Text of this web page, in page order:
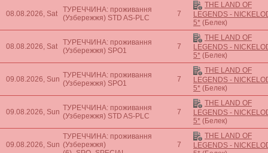
08.08.2026, Sat
ТУРЕЧЧИНА: проживання
(Узбережжя) STD AS-PLC 7
THE LAND OF
LEGENDS -
5* (Белек)
08.08.2026, Sat
ТУРЕЧЧИНА: проживання
(Узбережжя) SPO1 7
THE LAND OF
LEGENDS -
5* (Белек)
09.08.2026, Sun ТУРЕЧЧИНА: проживання
(Узбережжя) SPO1 7
THE LAND OF
LEGENDS -
5* (Белек)
09.08.2026, Sun ТУРЕЧЧИНА: проживання
(Узбережжя) STD AS-PLC 7
THE LAND OF
LEGENDS -
5* (Белек)
09.08.2026, Sun
ТУРЕЧЧИНА: проживання
(Узбережжя)
7
THE LAND OF
LEGENDS -